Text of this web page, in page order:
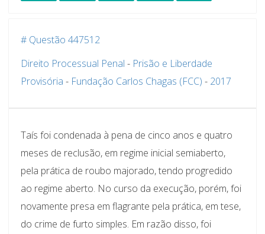
# Questão 447512
Direito Processual Penal - Prisão e Liberdade
Provisória - Fundação Carlos Chagas (FCC) - 2017
Taís foi condenada à pena de cinco anos e quatro
meses de reclusão, em regime inicial semiaberto,
pela prática de roubo majorado, tendo progredido
ao regime aberto. No curso da execução, porém, foi
novamente presa em flagrante pela prática, em tese,
do crime de furto simples. Em razão disso, foi